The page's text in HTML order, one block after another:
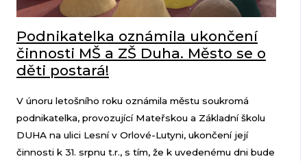
Podnikatelka oznámila ukončení
činnosti MŠ a ZŠ Duha. Město se o
děti postará!
V únoru letošního roku oznámila městu soukromá
podnikatelka, provozující Mateřskou a Základní školu
DUHA na ulici Lesní v Orlové-Lutyni, ukončení její
činnosti k 31. srpnu t.r., s tím, že k uvedenému dni bude